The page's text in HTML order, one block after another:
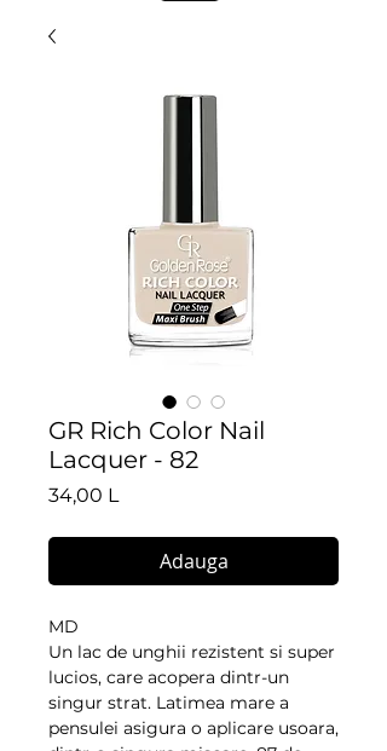
GR Rich Color Nail
Lacquer - 82
34,00 L
Adauga
MD
Un lac de unghii rezistent si super
lucios, care acopera dintr-un
singur strat. Latimea mare a
pensulei asigura o aplicare usoara,